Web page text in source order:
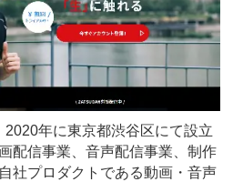
年に東京都渋谷区にて設立
配信事業、音声配信事業、制作
社プロダクトである動画・音声